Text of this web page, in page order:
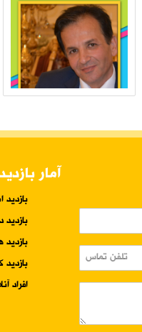
آمار
بازدید
بازدید
بازدید
بازدید
افراد